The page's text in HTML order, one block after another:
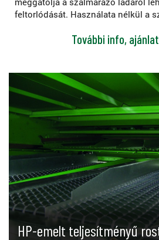
feltorlódását. Használata nélkül a
További info,
HP-emelt teljesítményű